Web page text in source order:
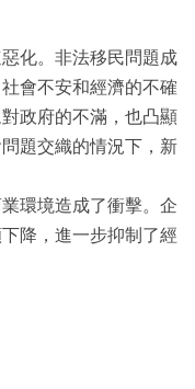
化。非法移民問題成
會不安和經濟的不確
政府的不滿，也凸顯
題交織的情況下，新
環境造成了衝擊。企
降，進一步抑制了經